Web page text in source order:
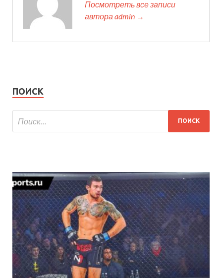
Посмотреть все записи
автора admin →
ПОИСК